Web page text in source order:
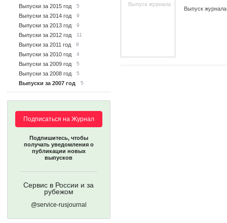
Выпуски за 2015 год 5
Выпуски за 2014 год 9
Выпуски за 2013 год 9
Выпуски за 2012 год 11
Выпуски за 2011 год 8
Выпуски за 2010 год 4
Выпуски за 2009 год 5
Выпуски за 2008 год 5
Выпуски за 2007 год 5
Подписаться на Журнал
Подпишитесь, чтобы
получать уведомления о
публикации новых
выпусков
Сервис в России и за
рубежом
@service-rusjournal
Выпуск журнала
Выпуск журнала